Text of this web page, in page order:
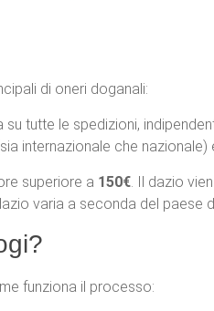
di oneri doganali:
su tutte le spedizioni,
internazionale che nazionale)
superiore a 150€. Il dazio
varia a seconda del paese
funziona il processo: